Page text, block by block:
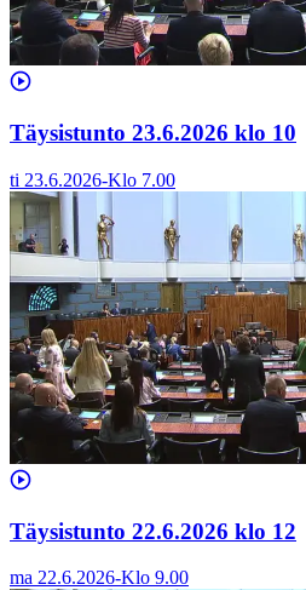
Täysistunto 23.6.2026 klo 10
ti 23.6.2026-Klo 7.00
Täysistunto 22.6.2026 klo 12
ma 22.6.2026-Klo 9.00